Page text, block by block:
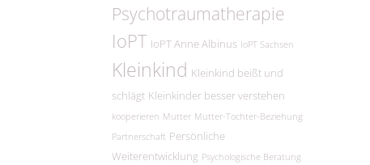
Psychotraumatherapie
IoPT IoPT Anne Albinus IoPT Sachsen
Kleinkind Kleinkind beißt und
schlägt Kleinkinder besser verstehen
kooperieren Mutter Mutter-Tochter-Beziehung
Partnerschaft Persönliche
Weiterentwicklung Psychologische Beratung